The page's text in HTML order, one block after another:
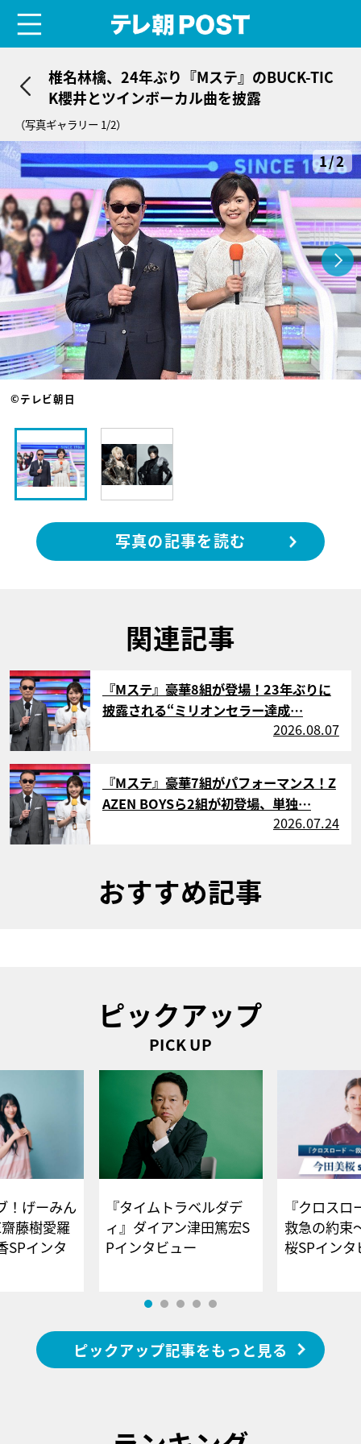
椎名林檎、24年ぶり『Mステ』のBUCK-TIC
K櫻井とツインボーカル曲を披露
（写真ギャラリー 1/2）
1/2
©テレビ朝日
写真の記事を読む
関連記事
サムネイル
『Mステ』豪華8組が登場！23年ぶりに
披露される“ミリオンセラー達成…
2026.08.07
サムネイル
『Mステ』豪華7組がパフォーマンス！Z
AZEN BOYSら2組が初登場、単独…
2026.07.24
おすすめ記事
ピックアップ
PICK UP
！げーみん
藤樹愛羅
SPインタ
『タイムトラベルダデ
ィ』ダイアン津田篤宏S
Pインタビュー
『クロス
救急の約束
桜SPイ
ピックアップ記事をもっと見る